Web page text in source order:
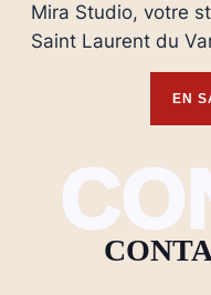
Mira Studio, votre
Saint Laurent du
EN